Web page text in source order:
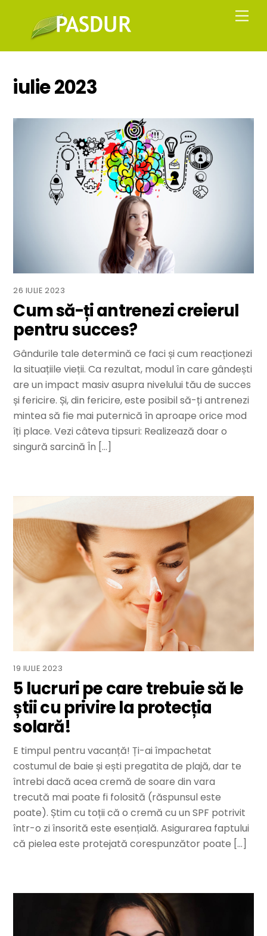
content
iulie 2023
26 IULIE 2023
Cum să-ți antrenezi creierul
pentru succes?
Gândurile tale determină ce faci și cum reacționezi
la situațiile vieții. Ca rezultat, modul în care gândești
are un impact masiv asupra nivelului tău de succes
și fericire. Și, din fericire, este posibil să-ți antrenezi
mintea să fie mai puternică în aproape orice mod
îți place. Vezi câteva tipsuri: Realizează doar o
singură sarcină În […]
19 IULIE 2023
5 lucruri pe care trebuie să le
știi cu privire la protecția
solară!
E timpul pentru vacanță! Ți-ai împachetat
costumul de baie și ești pregatita de plajă, dar te
întrebi dacă acea cremă de soare din vara
trecută mai poate fi folosită (răspunsul este
poate). Știm cu toții că o cremă cu un SPF potrivit
într-o zi însorită este esențială. Asigurarea faptului
că pielea este protejată corespunzător poate […]